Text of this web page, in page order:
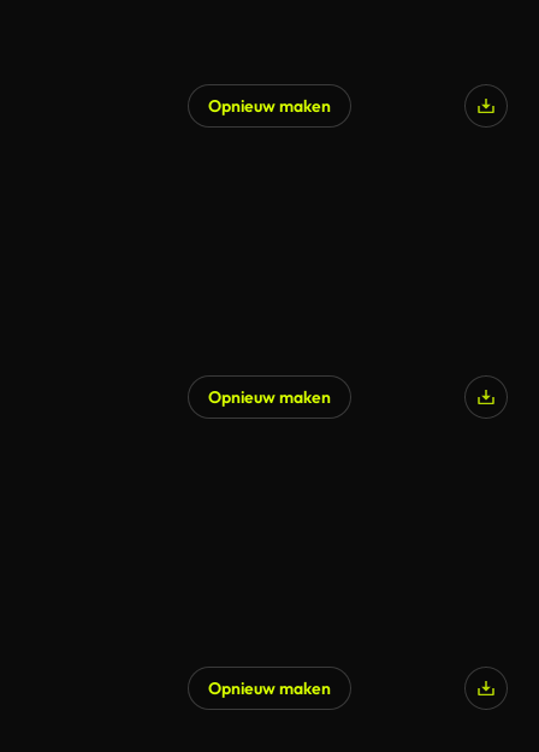
Opnieuw maken
Opnieuw maken
Opnieuw maken